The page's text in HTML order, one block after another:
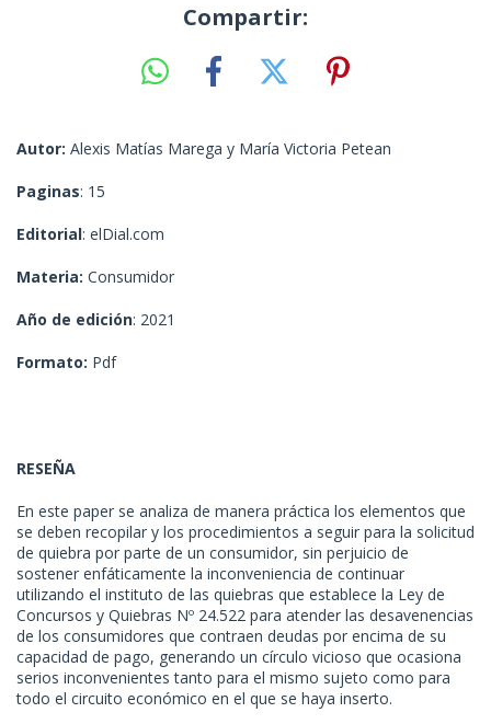
Compartir:
Autor: Alexis Matías Marega y María Victoria Petean
Paginas: 15
Editorial: elDial.com
Materia: Consumidor
Año de edición: 2021
Formato: Pdf
RESEÑA
En este paper se analiza de manera práctica los elementos que
se deben recopilar y los procedimientos a seguir para la solicitud
de quiebra por parte de un consumidor, sin perjuicio de
sostener enfáticamente la inconveniencia de continuar
utilizando el instituto de las quiebras que establece la Ley de
Concursos y Quiebras Nº 24.522 para atender las desavenencias
de los consumidores que contraen deudas por encima de su
capacidad de pago, generando un círculo vicioso que ocasiona
serios inconvenientes tanto para el mismo sujeto como para
todo el circuito económico en el que se haya inserto.